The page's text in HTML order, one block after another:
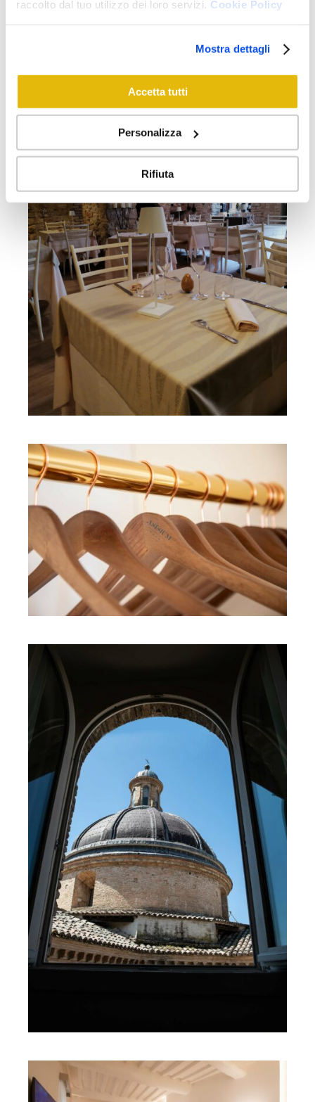
raccolto dal tuo utilizzo dei loro servizi. Cookie Policy
Mostra dettagli
Accetta tutti
Personalizza
Rifiuta